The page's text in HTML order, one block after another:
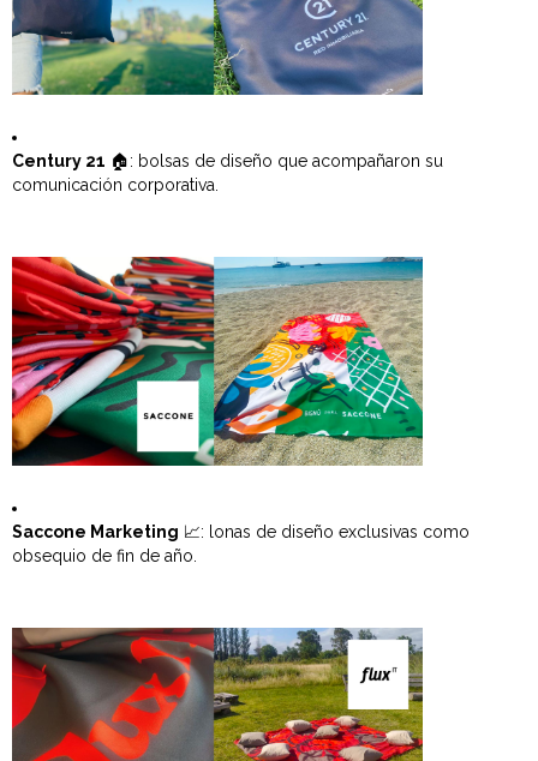
Century 21 🏠: bolsas de diseño que acompañaron su
comunicación corporativa.
Saccone Marketing 📈: lonas de diseño exclusivas como
obsequio de fin de año.